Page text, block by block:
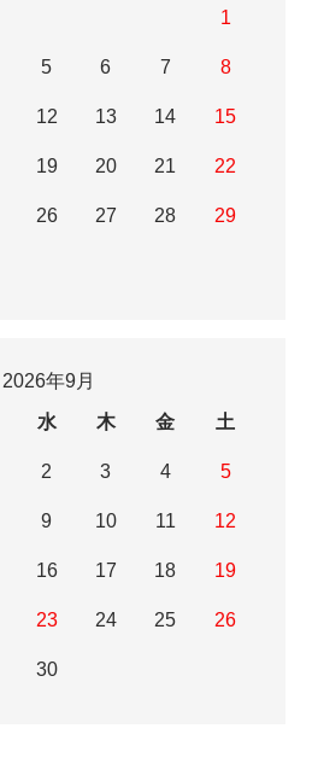
1
5 6 7 8
12 13 14 15
19 20 21 22
26 27 28 29
2026年9月
水 木 金 土
2 3 4 5
9 10 11 12
16 17 18 19
23 24 25 26
30